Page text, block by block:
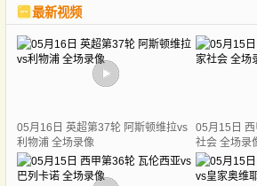
最新视频
05月16日 英超第37轮 阿斯顿维拉vs
利物浦 全场录像
05月15日
社会 全场录